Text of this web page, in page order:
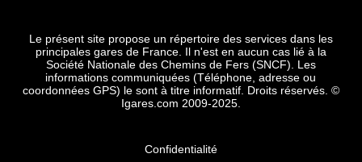
Le présent site propose un répertoire des services dans les
principales gares de France. Il n'est en aucun cas lié à la
Société Nationale des Chemins de Fers (SNCF). Les
informations communiquées (Téléphone, adresse ou
coordonnées GPS) le sont à titre informatif. Droits réservés. ©
Igares.com 2009-2025.
Confidentialité